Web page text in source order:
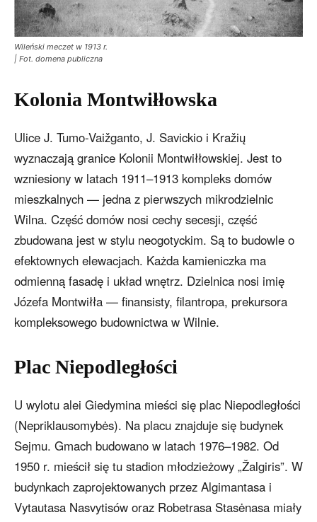
Wileński meczet w 1913 r.
| Fot. domena publiczna
Kolonia Montwiłłowska
Ulice J. Tumo-Vaižganto, J. Savickio i Kražių
wyznaczają granice Kolonii Montwiłłowskiej. Jest to
wzniesiony w latach 1911–1913 kompleks domów
mieszkalnych — jedna z pierwszych mikrodzielnic
Wilna. Część domów nosi cechy secesji, część
zbudowana jest w stylu neogotyckim. Są to budowle o
efektownych elewacjach. Każda kamieniczka ma
odmienną fasadę i układ wnętrz. Dzielnica nosi imię
Józefa Montwiłła — finansisty, filantropa, prekursora
kompleksowego budownictwa w Wilnie.
Plac Niepodległości
U wylotu alei Giedymina mieści się plac Niepodległości
(Nepriklausomybės). Na placu znajduje się budynek
Sejmu. Gmach budowano w latach 1976–1982. Od
1950 r. mieścił się tu stadion młodzieżowy „Žalgiris”. W
budynkach zaprojektowanych przez Algimantasa i
Vytautasa Nasvytisów oraz Robetrasa Stasėnasa miały